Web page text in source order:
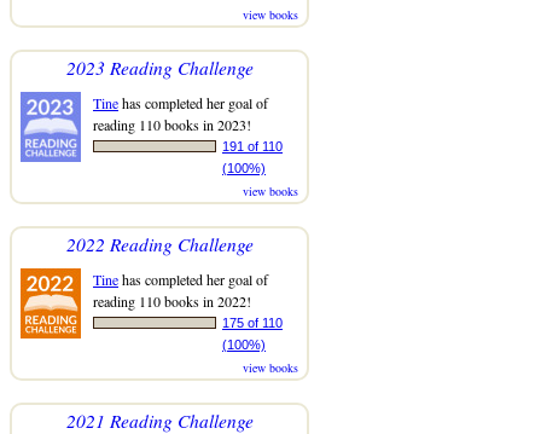
view books
2023 Reading Challenge
Tinehas completed her goal of
reading 110 books in 2023!
191 of 110
(100%)
view books
2022 Reading Challenge
Tinehas completed her goal of
reading 110 books in 2022!
175 of 110
(100%)
view books
2021 Reading Challenge